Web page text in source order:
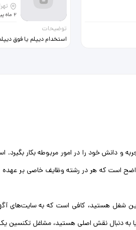
2 ماه پیش
توضیحات
استخدام دیپلم یا فوق
و دانش خود را در امور مربوطه بکار
است که هر در رشته وظایف خاصی بر عهده
این شغل هستید، کافی است که به سایت‌های
به دنبال نقش اصلی هستید، مشاغل تکنسین